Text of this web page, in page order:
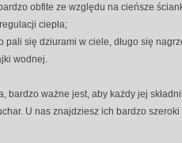
obfite ze względu na cieńsze
ciepła;
pali się dziurami w ciele, długo się
wodnej.
ważne jest, aby każdy jej
U nas znajdziesz ich bardzo